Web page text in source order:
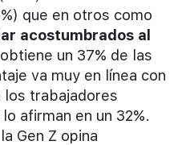
que en otros como
acostumbrados al
un 37% de las
va muy en línea con
los trabajadores
afirman en un 32%.
Gen Z opina